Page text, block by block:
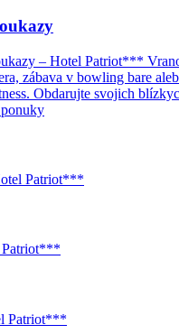
zábava v bowling bare
Obdarujte svojich